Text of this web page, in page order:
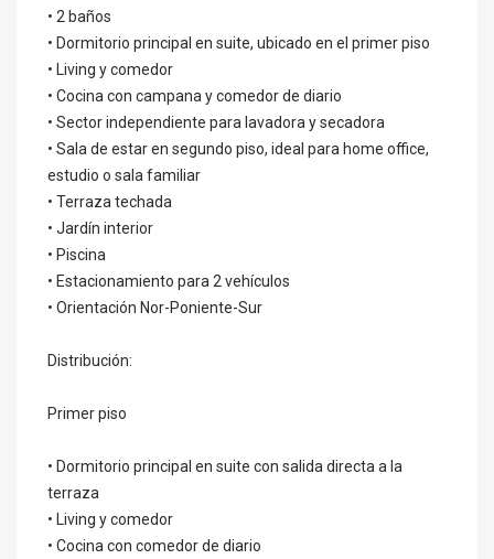
• 2 baños
• Dormitorio principal en suite, ubicado en el primer piso
• Living y comedor
• Cocina con campana y comedor de diario
• Sector independiente para lavadora y secadora
• Sala de estar en segundo piso, ideal para home office,
estudio o sala familiar
• Terraza techada
• Jardín interior
• Piscina
• Estacionamiento para 2 vehículos
• Orientación Nor-Poniente-Sur
Distribución:
Primer piso
• Dormitorio principal en suite con salida directa a la
terraza
• Living y comedor
• Cocina con comedor de diario